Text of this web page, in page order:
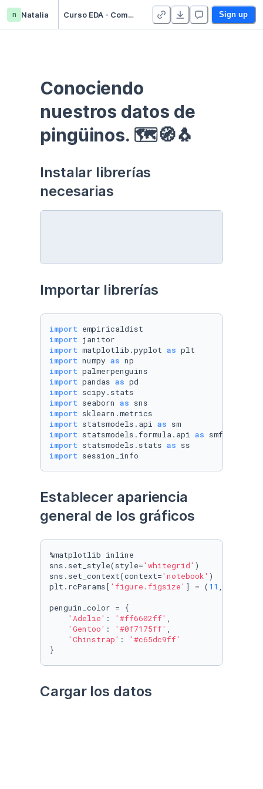
n Natalia Curso EDA - Communication - Duplicate Sign up
Conociendo
nuestros datos de
pingüinos. 🗺🧭🐧
Instalar librerías
necesarias
Importar librerías
import
import
import matplotlib.pyplot as
import numpy as
import
import pandas as
import
import seaborn as
import
import statsmodels.api as
import statsmodels.formula.api as
import statsmodels.stats as
import session_info
Establecer apariencia
general de los gráficos
%matplotlib inline
sns.set_style(style='whitegrid' )
sns.set_context(context='notebook' )
plt.rcParams[ 'figure.figsize' ] = ( 11 ,
penguin_color = {
'Adelie' : '#ff6602ff' ,
'Gentoo' : '#0f7175ff' ,
'Chinstrap' :
'#c65dc9ff'
}
Cargar los datos